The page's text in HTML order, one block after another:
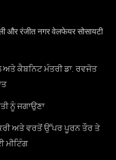
और रंजीत नगर वेलफेयर सोसायटी
ਅਤੇ ਕੈਬਨਿਟ ਮੰਤਰੀ ਡਾ. ਰਵਜੋਤ
ਨੂੰ ਜਗਾਉਣਾ
ਅਤੇ ਵਰਤੋਂ ਉੱਪਰ ਪੂਰਨ ਤੌਰ ਤੇ
ਮੀਟਿੰਗ